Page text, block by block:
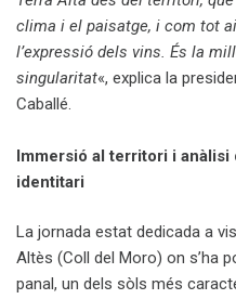
clima i el paisatge, i com tot
l’expressió dels vins. És la
singularitat«, explica la
Caballé.
Immersió al territori i anàlisi
identitari
La jornada estat dedicada a
Altès (Coll del Moro) on s’ha
panal, un dels sòls més